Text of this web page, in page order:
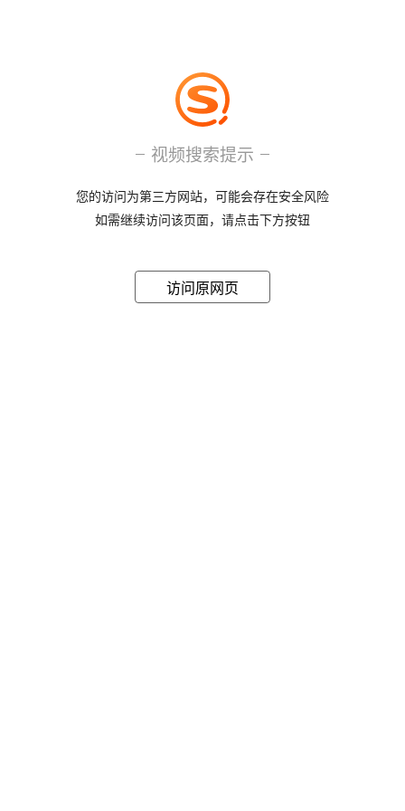
视频搜索提示
您的访问为第三方网站，可能会存在安全风险
如需继续访问该页面，请点击下方按钮
访问原网页